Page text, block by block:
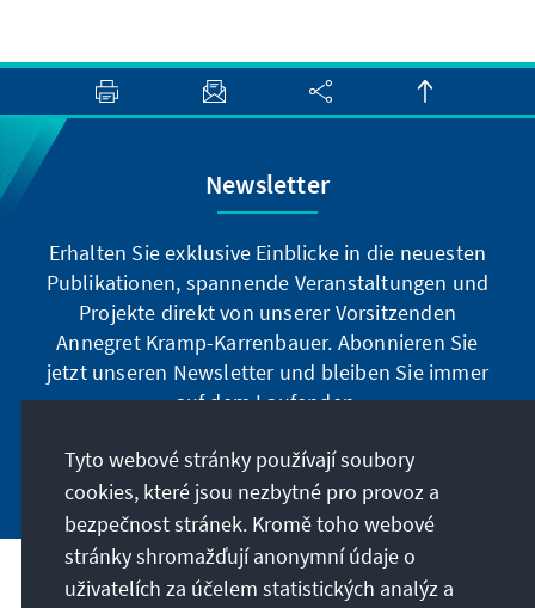
Newsletter
Erhalten Sie exklusive Einblicke in die neuesten
Publikationen, spannende Veranstaltungen und
Projekte direkt von unserer Vorsitzenden
Annegret Kramp-Karrenbauer. Abonnieren Sie
jetzt unseren Newsletter und bleiben Sie immer
auf dem Laufenden.
Jetzt abonnieren
Naše poslání
Tyto webové stránky používají soubory
cookies, které jsou nezbytné pro provoz a
bezpečnost stránek. Kromě toho webové
stránky shromažďují anonymní údaje o
uživatelích za účelem statistických analýz a